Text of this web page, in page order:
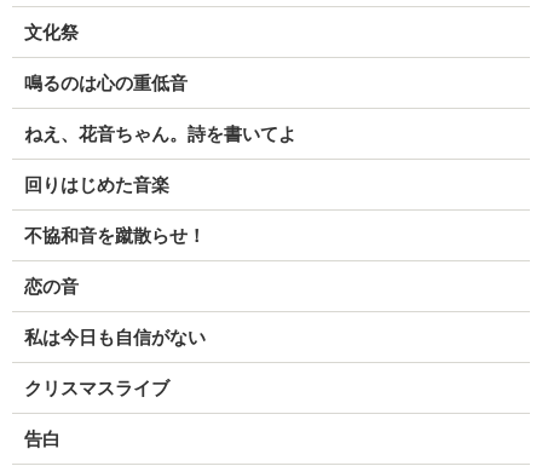
文化祭
鳴るのは心の重低音
ねえ、花音ちゃん。詩を書いてよ
回りはじめた音楽
不協和音を蹴散らせ！
恋の音
私は今日も自信がない
クリスマスライブ
告白